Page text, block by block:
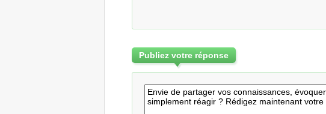
Publiez votre réponse